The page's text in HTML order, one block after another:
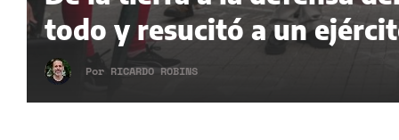
todo y resucitó a un
Por RICARDO ROBINS